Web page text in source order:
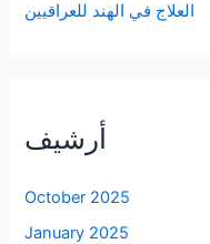
العلاج في الهند للعراقيين
أرشيف
October 2025
January 2025